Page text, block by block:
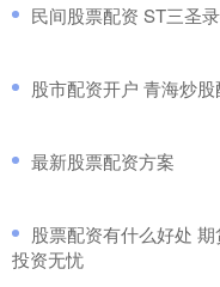
民间股票配资 ST三圣
股市配资开户 青海炒
​最新股票配资方案
股票配资有什么好处
投资无忧